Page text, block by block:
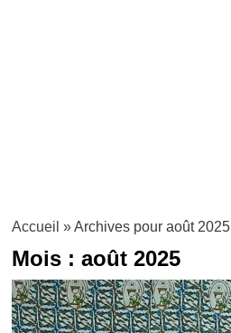
Accueil »Archives pour août 2025
Mois : août 2025